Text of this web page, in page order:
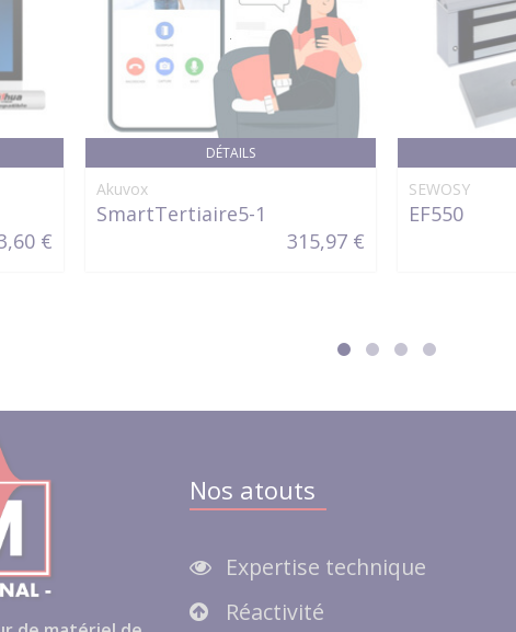
€
DÉTAILS
Akuvox
SmartTertiaire5-1
315,97 €
SEWOSY
EF550
Nos atouts
Expertise technique
Réactivité